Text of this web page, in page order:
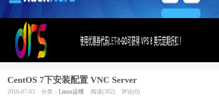
CentOS 7下安装配置 VNC Server
2016-07-03 分类： Linux运维 阅读(392) 评论(0)